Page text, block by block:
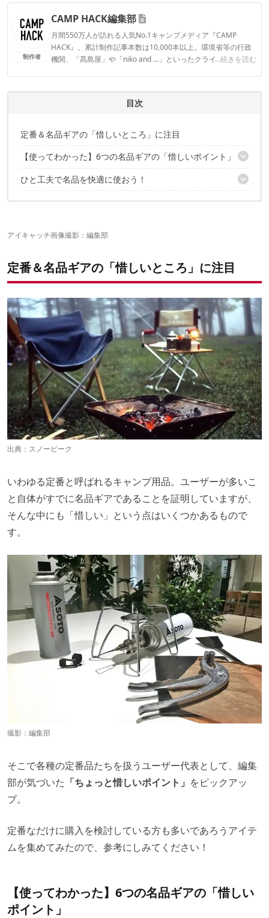
制作者
CAMP HACK編集部
月間550万人が訪れる人気No.1キャンプメディア『CAMP
HACK』。累計制作記事本数は10,000本以上。環境省等の行政
機関、「髙島屋」や「niko and ...」といったクライアントとの
...続きを読む
CAMP HACK編集部のプロフィール
目次
定番＆名品ギアの「惜しいところ」に注目
【使ってわかった】6つの名品ギアの「惜しいポイント」
ソト「レギュレーターストーブ」
スノーピーク「焚火台」
ひと工夫で名品を快適に使おう！
アイキャッチ画像撮影：編集部
定番＆名品ギアの「惜しいところ」に注目
出典： スノーピーク
いわゆる定番と呼ばれるキャンプ用品。ユーザーが多いこ
と自体がすでに名品ギアであることを証明していますが、
そんな中にも「惜しい」という点はいくつかあるもので
す。
撮影：編集部
そこで各種の定番品たちを扱うユーザー代表として、編集
部が気づいた 「ちょっと惜しいポイント」 をピックアッ
プ。
定番なだけに購入を検討している方も多いであろうアイテ
ムを集めてみたので、参考にしみてください！
【使ってわかった】6つの名品ギアの「惜しい
ポイント」